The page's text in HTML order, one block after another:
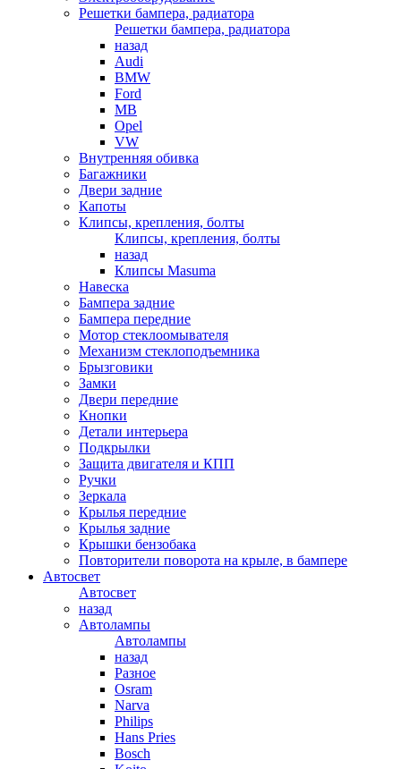
Решетки бампера, радиатора
Решетки бампера, радиатора
назад
Audi
BMW
Ford
MB
Opel
VW
Внутренняя обивка
Багажники
Двери задние
Капоты
Клипсы, крепления, болты
Клипсы, крепления, болты
назад
Клипсы Masuma
Навеска
Бампера задние
Бампера передние
Мотор стеклоомывателя
Механизм стеклоподъемника
Брызговики
Замки
Двери передние
Кнопки
Детали интерьера
Подкрылки
Защита двигателя и КПП
Ручки
Зеркала
Крылья передние
Крылья задние
Крышки бензобака
Повторители поворота на крыле, в бампере
Автосвет
Автосвет
назад
Автолампы
Автолампы
назад
Разное
Osram
Narva
Philips
Hans Pries
Bosch